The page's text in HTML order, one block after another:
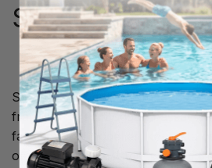
SPA logga för
SPA logga som sitter i
från Norrsken. Loggan passar
fabrikat och modeller, kontakta
om denna logga skulle passa till